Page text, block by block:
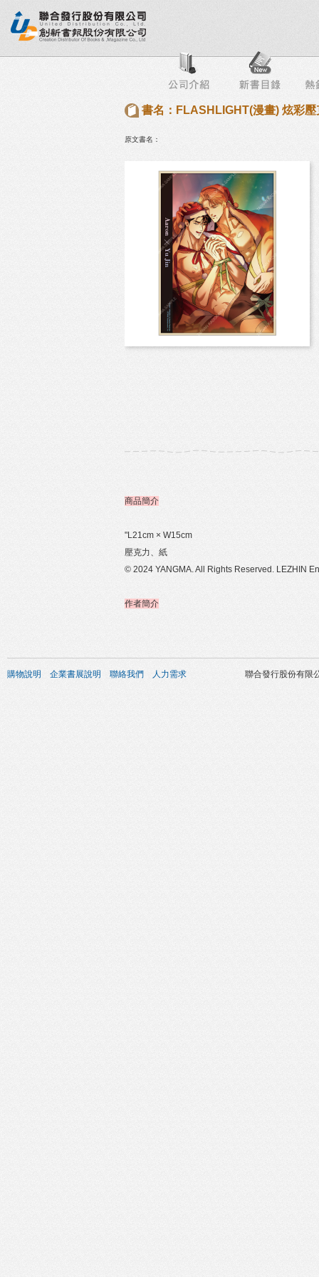
榜 出版社專區 書店專區 目錄下載 會員服務
書名：FLASHLIGHT(漫畫) 炫彩
原文書名：
商品簡介
"L21cm × W15cm
壓克力、紙
© 2024 YANGMA. All Rights Reserved. LEZHIN
作者簡介
購物說明 企業書展說明 聯絡我們 人力需求 聯合發行股份有限